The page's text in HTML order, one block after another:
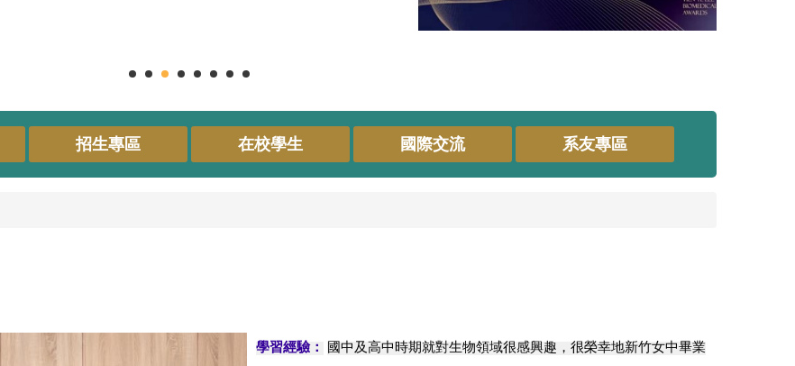
招生專區 在校學生 國際交流 系友專區
學習經驗：
國中及高中時期就對生物領域很感興趣，很榮幸地新竹女中畢業